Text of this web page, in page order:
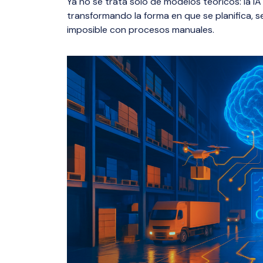
visibilidad,
total de
múltiples
eficiencia
peligrosos
monitoreo
milla.
transformando la forma en que se planifica,
imposible con procesos manuales.